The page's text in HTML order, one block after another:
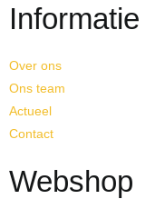
Informatie
Over ons
Ons team
Actueel
Contact
Webshop